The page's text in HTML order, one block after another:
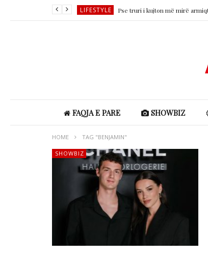
LIFESTYLE
LIFESTYLE
FAQJA E PARE SHOWBIZ
HOME TAG "BENJAMIN"
SHOWBIZ